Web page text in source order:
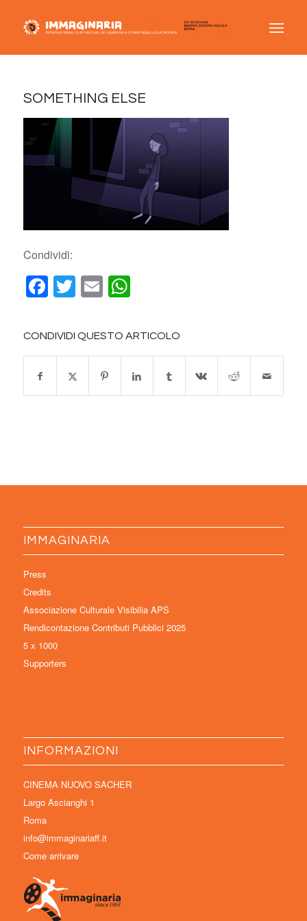
SOMETHING ELSE
Condividi:
Facebook
Twitter
EmailWhatsApp
CONDIVIDI QUESTO ARTICOLO
IMMAGINARIA
Press
Credits
Associazione Culturale Visibilia APS
Rendicontazione Contributi Pubblici 2025
5 x 1000
Supporters
INFORMAZIONI
CINEMA NUOVO SACHER
Largo Ascianghi 1
Roma
info@immaginariaff.it
Come arrivare